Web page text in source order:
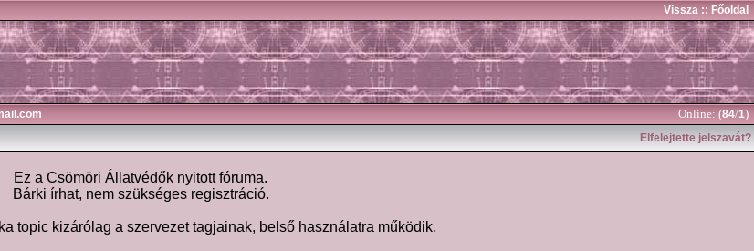
Vissza :: Főoldal
Online: (84/1)
Elfelejtette jelszavát?
Ez a Csömöri Állatvédők nyitott fóruma.
Bárki írhat, nem szükséges regisztráció.
topic kizárólag a szervezet tagjainak, belső használatra működik.